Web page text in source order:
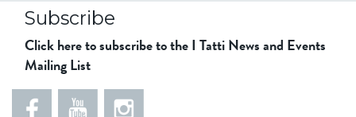
Subscribe
Click here to subscribe to the I Tatti News and Events
Mailing List